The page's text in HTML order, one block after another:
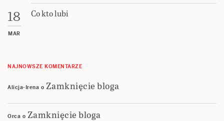
18
MAR
Co kto lubi
NAJNOWSZE KOMENTARZE
Alicja-Irena o Zamknięcie bloga
Orca o Zamknięcie bloga